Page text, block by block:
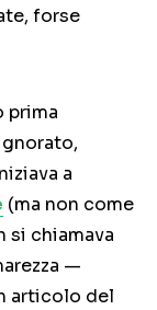
forse
prima
a
(ma non come
si chiamava
—
articolo del